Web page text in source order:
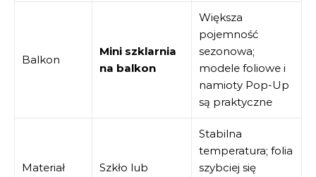
Balkon
Mini szklarnia
na balkon
Większa
pojemność
sezonowa;
modele foliowe i
namioty Pop-Up
są praktyczne
Materiał
Szkło lub
Stabilna
temperatura; folia
szybciej się